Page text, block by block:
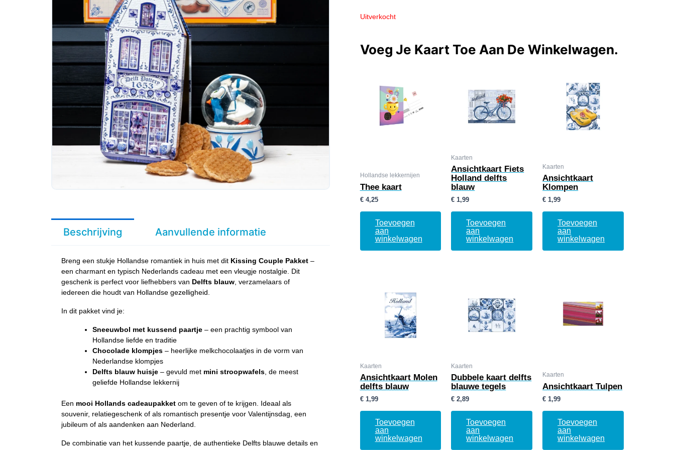
Beschrijving Aanvullende informatie
Breng een stukje Hollandse romantiek in huis met dit Kissing Couple Pakket –
een charmant en typisch Nederlands cadeau met een vleugje nostalgie. Dit
geschenk is perfect voor liefhebbers van Delfts blauw , verzamelaars of
iedereen die houdt van Hollandse gezelligheid.
In dit pakket vind je:
Sneeuwbol met kussend paartje – een prachtig symbool van
Hollandse liefde en traditie
Chocolade klompjes – heerlijke melkchocolaatjes in de vorm van
Nederlandse klompjes
Delfts blauw huisje – gevuld met mini stroopwafels , de meest
geliefde Hollandse lekkernij
Een mooi Hollands cadeaupakket om te geven of te krijgen. Ideaal als
souvenir, relatiegeschenk of als romantisch presentje voor Valentijnsdag, een
jubileum of als aandenken aan Nederland.
De combinatie van het kussende paartje, de authentieke Delfts blauwe details en
Uitverkocht
Voeg Je Kaart Toe Aan De Winkelwagen.
Hollandse lekkernijen
Thee kaart
€4,25
Toevoegen
aan
winkelwagen
Kaarten
Ansichtkaart Fiets
Holland delfts
blauw
€ 1,99
Toevoegen
aan
winkelwagen
Kaarten
Ansichtkaart
Klompen
€ 1,99
Toevoegen
aan
winkelwagen
Kaarten
Ansichtkaart Molen
delfts blauw
€1,99
Toevoegen
aan
winkelwagen
Kaarten
Dubbele kaart delfts
blauwe tegels
€ 2,89
Toevoegen
aan
winkelwagen
Kaarten
Ansichtkaart Tulpen
€ 1,99
Toevoegen
aan
winkelwagen